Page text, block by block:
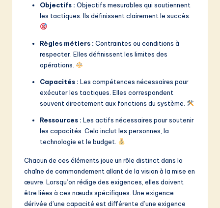
Objectifs : Objectifs mesurables qui soutiennent
les tactiques. Ils définissent clairement le succès.
Règles métiers : Contraintes ou conditions à
respecter. Elles définissent les limites des
opérations.
Capacités : Les compétences nécessaires pour
exécuter les tactiques. Elles correspondent
souvent directement aux fonctions du système.
Ressources : Les actifs nécessaires pour soutenir
les capacités. Cela inclut les personnes, la
technologie et le budget.
Chacun de ces éléments joue un rôle distinct dans la
chaîne de commandement allant de la vision à la mise en
œuvre. Lorsqu’on rédige des exigences, elles doivent
être liées à ces nœuds spécifiques. Une exigence
dérivée d’une capacité est différente d’une exigence